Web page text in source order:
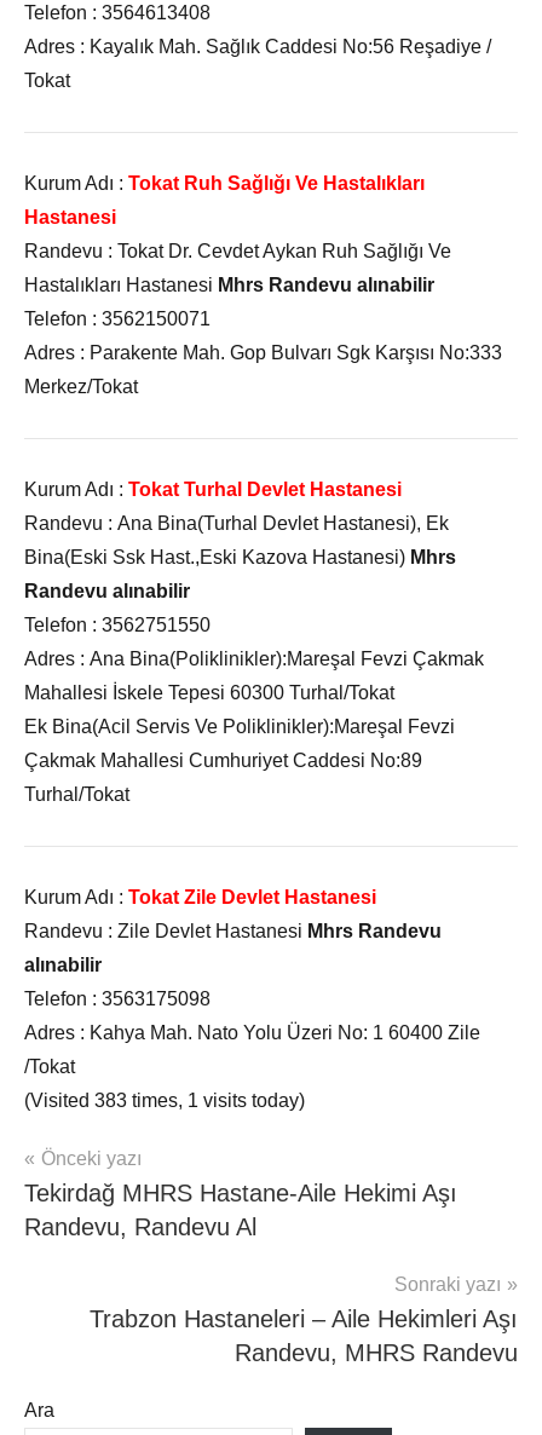
Telefon : 3564613408
Adres : Kayalık Mah. Sağlık Caddesi No:56 Reşadiye /
Tokat
Kurum Adı : Tokat Ruh Sağlığı Ve Hastalıkları
Hastanesi
Randevu : Tokat Dr. Cevdet Aykan Ruh Sağlığı Ve
Hastalıkları Hastanesi Mhrs Randevu alınabilir
Telefon : 3562150071
Adres : Parakente Mah. Gop Bulvarı Sgk Karşısı No:333
Merkez/Tokat
Kurum Adı : Tokat Turhal Devlet Hastanesi
Randevu : Ana Bina(Turhal Devlet Hastanesi), Ek
Bina(Eski Ssk Hast.,Eski Kazova Hastanesi) Mhrs
Randevu alınabilir
Telefon : 3562751550
Adres : Ana Bina(Poliklinikler):Mareşal Fevzi Çakmak
Mahallesi İskele Tepesi 60300 Turhal/Tokat
Ek Bina(Acil Servis Ve Poliklinikler):Mareşal Fevzi
Çakmak Mahallesi Cumhuriyet Caddesi No:89
Turhal/Tokat
Kurum Adı : Tokat Zile Devlet Hastanesi
Randevu : Zile Devlet Hastanesi Mhrs Randevu
alınabilir
Telefon : 3563175098
Adres : Kahya Mah. Nato Yolu Üzeri No: 1 60400 Zile
/Tokat
(Visited 383 times, 1 visits today)
Şununla
etiketlenmiş:
tokat
Mhrs
İller
Yazı
gezinmesi
Önceki yazı
Tekirdağ MHRS Hastane-Aile Hekimi Aşı
Randevu, Randevu Al
Sonraki yazı
Trabzon Hastaneleri – Aile Hekimleri Aşı
Randevu, MHRS Randevu
Ara